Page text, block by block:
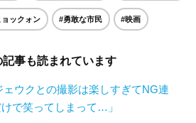
ックォン #勇敢な市民 #映画
記事も読まれています
ウクとの撮影は楽しすぎてNG連
で笑ってしまって…」